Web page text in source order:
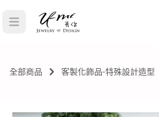
全部商品 客製化飾品-特殊設計造型